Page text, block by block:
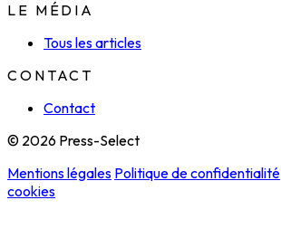
LE MÉDIA
Tous les articles
CONTACT
Contact
© 2026 Press-Select
Mentions légales Politique de confidentialité
cookies